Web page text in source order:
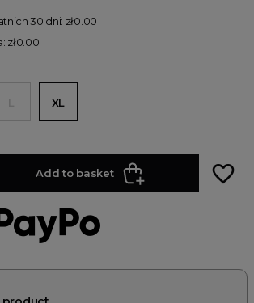
30 dni: zł0.00
zł0.00
L XL
Add to basket favorite_border